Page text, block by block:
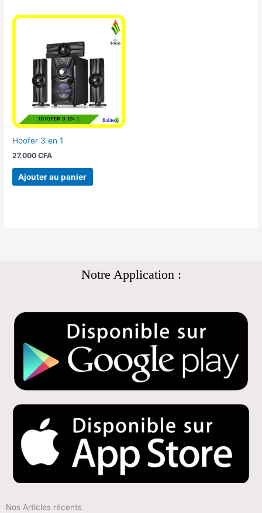
Hoofer 3 en 1
27.000CFA
Ajouter au panier
Notre Application :
Nos Articles récents